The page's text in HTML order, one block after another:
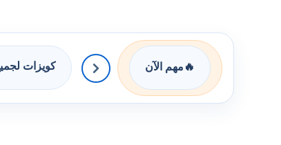
🔥 مهم الآن كويزات